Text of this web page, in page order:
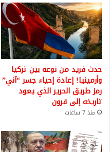
حدث فريد من نوعه بين تركيا
وأرمينيا! إعادة إحياء جسر “آني”
رمز طريق الحرير الذي يعود
تاريخه إلى قرون
منذ 7 ساعات